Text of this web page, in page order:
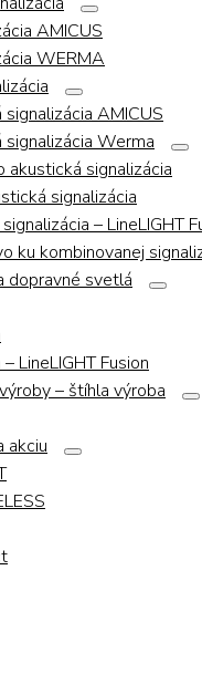
AMICUS
WERMA
AMICUS
Werma
akustická signalizácia
signalizácia
– LineLIGHT
ku kombinovanej
dopravné svetlá
LineLIGHT Fusion
– štíhla výroba
akciu